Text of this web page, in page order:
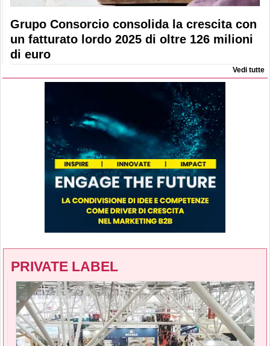
Grupo Consorcio consolida la crescita con
un fatturato lordo 2025 di oltre 126 milioni
di euro
Vedi tutte
PRIVATE LABEL